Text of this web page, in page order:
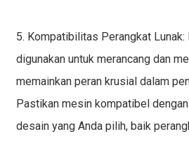
5. Kompatibilitas Perangkat Lunak:
digunakan untuk merancang dan
memainkan peran krusial dalam
Pastikan mesin kompatibel
desain yang Anda pilih, baik